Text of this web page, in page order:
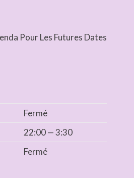
Pour Les Futures Dates
Fermé
22:00 — 3:30
Fermé